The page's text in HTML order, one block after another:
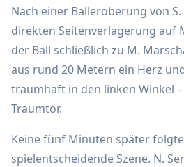
Nach einer Balleroberung von
direkten Seitenverlagerung auf
der Ball schließlich zu M.
aus rund 20 Metern ein Herz
traumhaft in den linken Winkel
Traumtor.
Keine fünf Minuten später
spielentscheidende Szene. N.